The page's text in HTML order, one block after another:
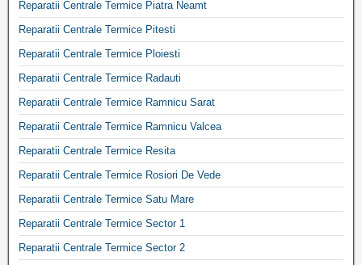
Reparatii Centrale Termice Piatra Neamt
Reparatii Centrale Termice Pitesti
Reparatii Centrale Termice Ploiesti
Reparatii Centrale Termice Radauti
Reparatii Centrale Termice Ramnicu Sarat
Reparatii Centrale Termice Ramnicu Valcea
Reparatii Centrale Termice Resita
Reparatii Centrale Termice Rosiori De Vede
Reparatii Centrale Termice Satu Mare
Reparatii Centrale Termice Sector 1
Reparatii Centrale Termice Sector 2